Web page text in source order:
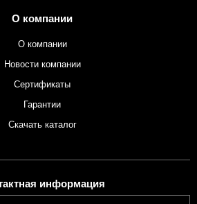
О компании
О компании
Новости компании
Сертификаты
Гарантии
Скачать каталог
информация